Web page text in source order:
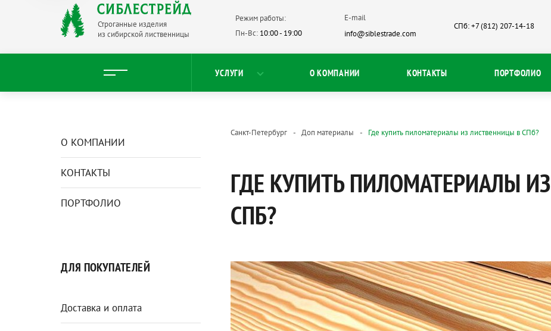
Строганные изделия
из сибирской лиственницы
УСЛУГИ О КОМПАНИИ КОНТАКТЫ ПОРТФОЛИО
Режим работы:
Пн-Вс: 10:00 - 19:00
E-mail
info@siblestrade.com
СПб: +7 (812) 207-14-18
О КОМПАНИИ
КОНТАКТЫ
ПОРТФОЛИО
ДЛЯ ПОКУПАТЕЛЕЙ
Доставка и оплата
Санкт-Петербург Доп материалы Где купить пиломатериалы из лиственницы в СПб?
ГДЕ КУПИТЬ ПИЛОМАТЕРИАЛЫ
СПБ?